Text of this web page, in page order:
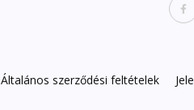
Általános szerződési feltételek